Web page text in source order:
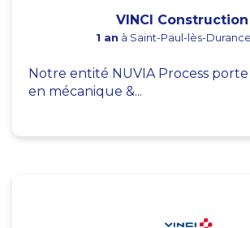
VINCI Construction
1 an à Saint-Paul-lès-Durance
Notre entité NUVIA Process
en mécanique &...